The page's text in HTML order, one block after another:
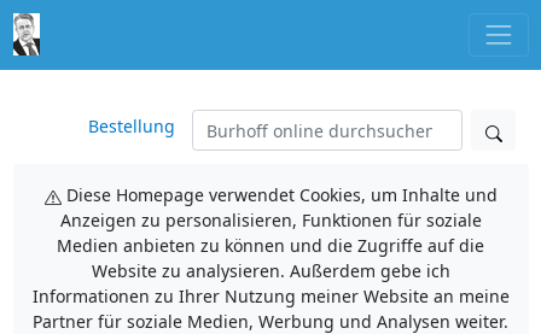
Bestellung
Diese Homepage verwendet Cookies, um Inhalte und
Anzeigen zu personalisieren, Funktionen für soziale
Medien anbieten zu können und die Zugriffe auf die
Website zu analysieren. Außerdem gebe ich
Informationen zu Ihrer Nutzung meiner Website an meine
Partner für soziale Medien, Werbung und Analysen weiter.